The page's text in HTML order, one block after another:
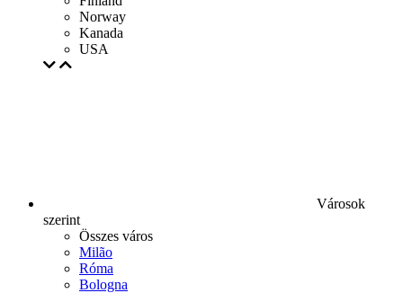
Norway
Kanada
USA
Városok
szerint
Összes város
Milão
Róma
Bologna